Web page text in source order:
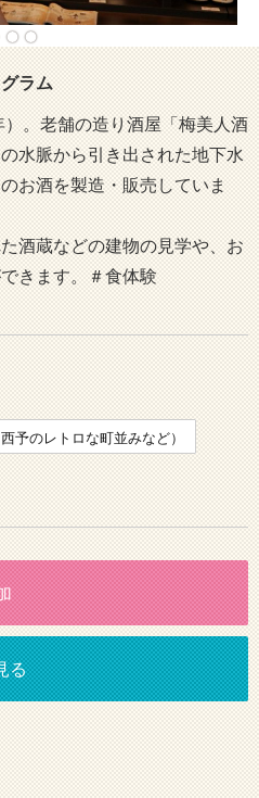
ラム
。老舗の造り酒屋「梅美人酒
水脈から引き出された地下水
お酒を製造・販売していま
酒蔵などの建物の見学や、お
きます。＃食体験
予のレトロな町並みなど）